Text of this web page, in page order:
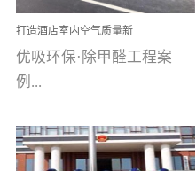
为深圳安居集团旗下城...
打造酒店室内空气质量新
标杆——优吸环保·标杆之
作：东莞美豪雅致酒店室
内空气治理工程纪实
优吸环保·除甲醛工程案
例...
【东莞美豪雅致酒店】室